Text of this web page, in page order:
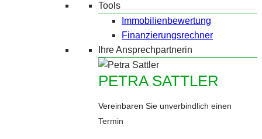
Tools
Immobilienbewertung
Finanzierungsrechner
Ihre Ansprechpartnerin
PETRA SATTLER
Vereinbaren Sie unverbindlich einen
Termin